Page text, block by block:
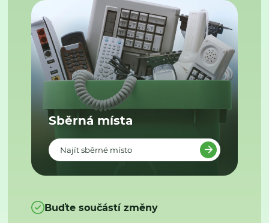
Sběrná místa
Najít sběrné místo
Buďte součástí změny